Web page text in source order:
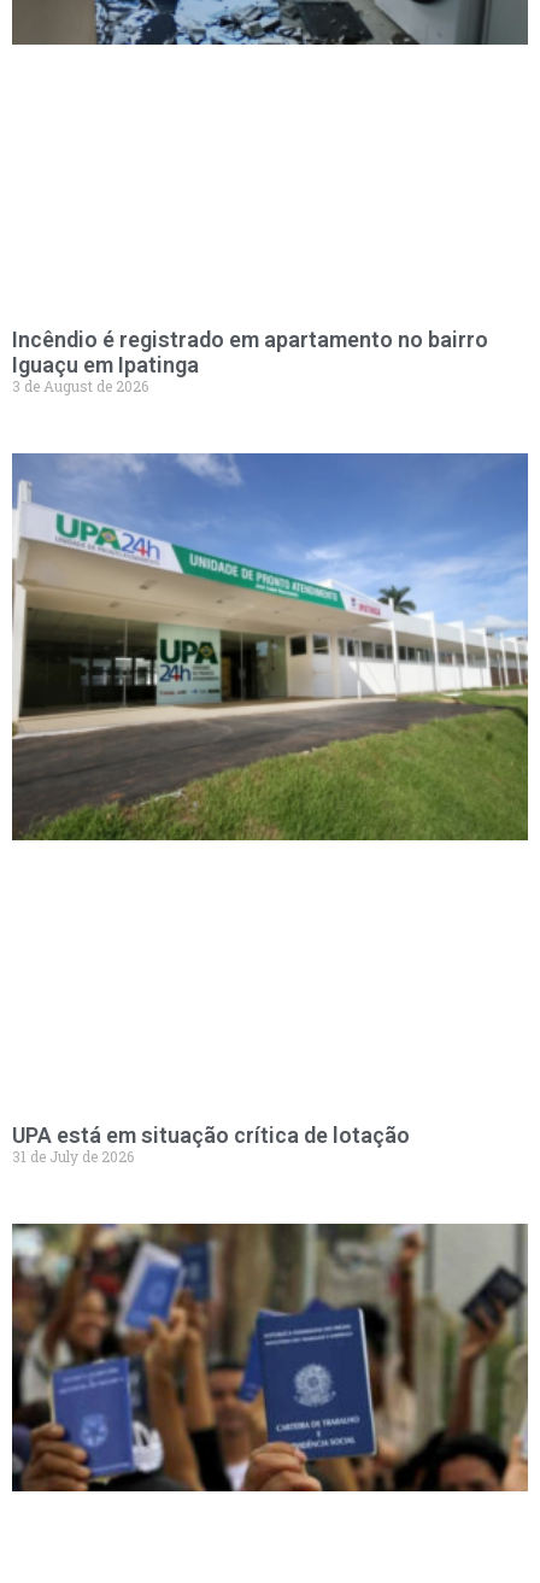
Incêndio é registrado em apartamento no bairro
Iguaçu em Ipatinga
3 de August de 2026
UPA está em situação crítica de lotação
31 de July de 2026